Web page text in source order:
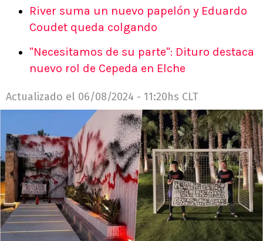
River suma un nuevo papelón y Eduardo
Coudet queda colgando
"Necesitamos de su parte": Dituro destaca
nuevo rol de Cepeda en Elche
Actualizado el 06/08/2024 - 11:20hs CLT